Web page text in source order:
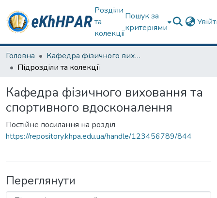
Розділи
та
колекції
Пошук за
критеріями
Головна
Кафедра фізичного виховання та спортивного вдосконалення
Підрозділи та колекції
Кафедра фізичного виховання та
спортивного вдосконалення
Постійне посилання на розділ
https://repository.khpa.edu.ua/handle/123456789/844
Переглянути